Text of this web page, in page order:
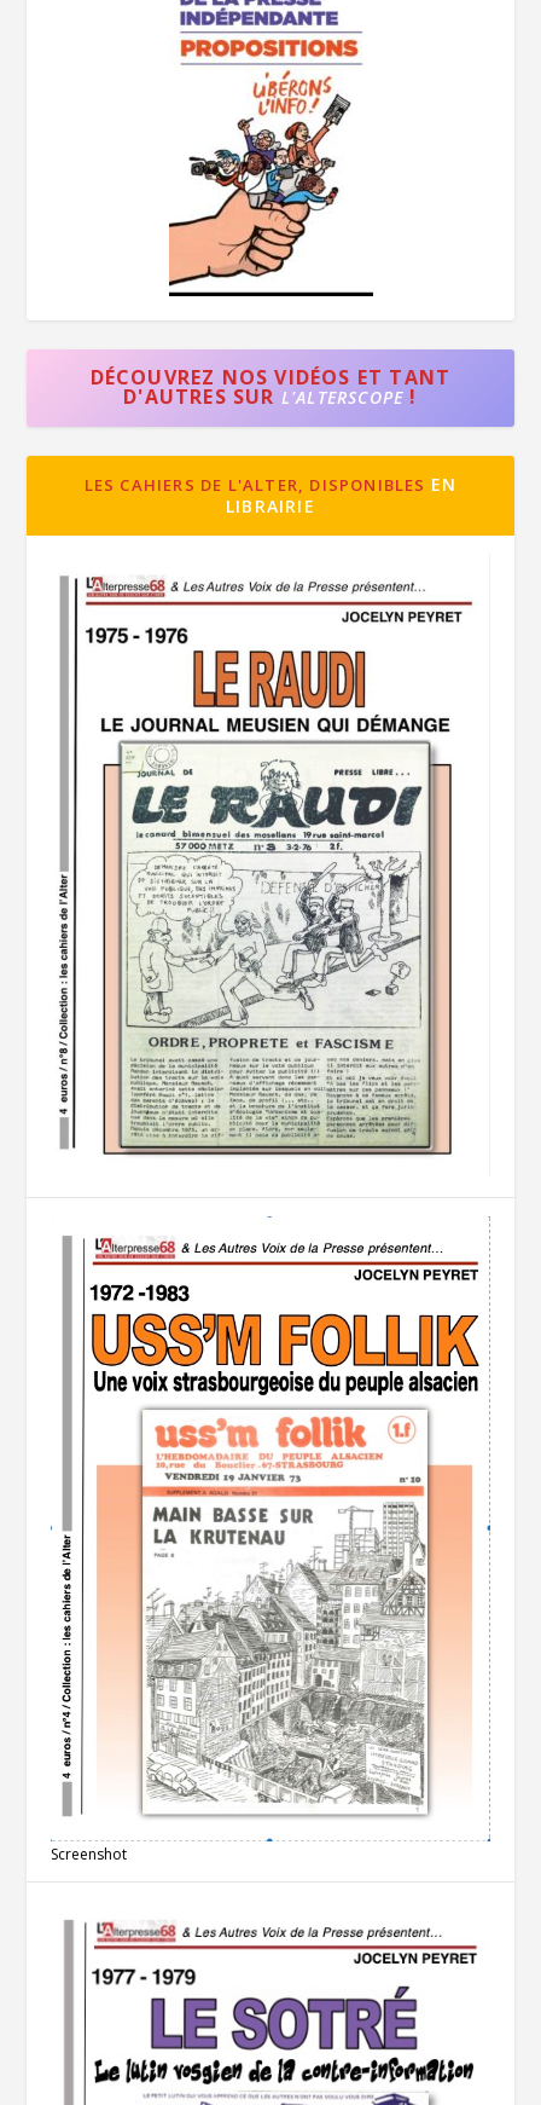
DÉCOUVREZ NOS VIDÉOS ET TANT
D'AUTRES SUR L'ALTERSCOPE !
LES CAHIERS DE L'ALTER, DISPONIBLES EN
LIBRAIRIE
Screenshot